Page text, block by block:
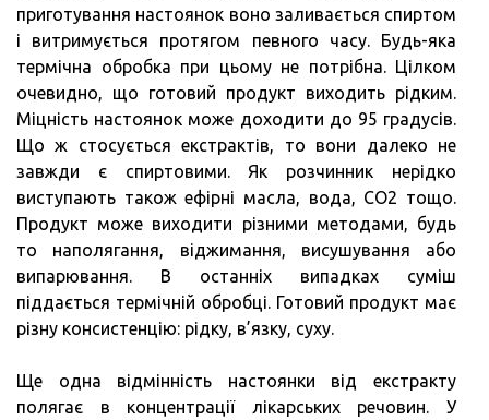
приготування настоянок воно заливається спиртом
і витримується протягом певного часу. Будь-яка
термічна обробка при цьому не потрібна. Цілком
очевидно, що готовий продукт виходить рідким.
Міцність настоянок може доходити до 95 градусів.
Що ж стосується екстрактів, то вони далеко не
завжди є спиртовими. Як розчинник нерідко
виступають також ефірні масла, вода, СО2 тощо.
Продукт може виходити різними методами, будь
то наполягання, віджимання, висушування або
випарювання. В останніх випадках суміш
піддається термічній обробці. Готовий продукт має
різну консистенцію: рідку, в’язку, суху.
Ще одна відмінність настоянки від екстракту
полягає в концентрації лікарських речовин. У